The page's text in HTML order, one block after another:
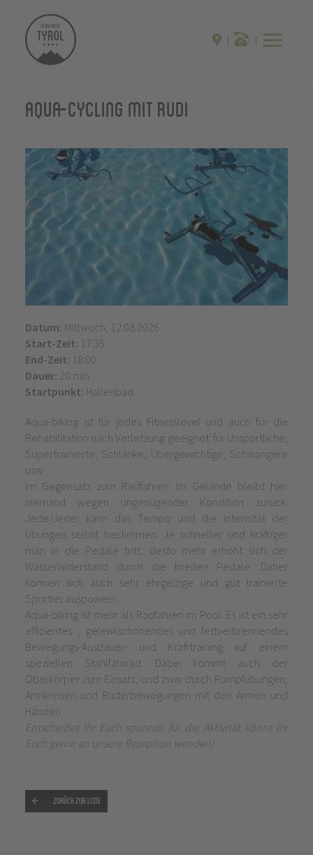
Aqua-cycling mit Rudi
Datum: Mittwoch, 12.08.2026
Start-Zeit: 17:35
End-Zeit: 18:00
Dauer: 20 min
Startpunkt: Hallenbad
Aqua-biking ist für jedes Fitnesslevel und auch für die
Rehabilitation nach Verletzung geeignet: für Unsportliche,
Supertrainierte, Schlanke, Übergewichtige, Schwangere
usw.
Im Gegensatz zum Radfahren im Gelände bleibt hier
niemand wegen ungenügender Kondition zurück.
Jede/Jeder kann das Tempo und die Intensität der
Übungen selbst bestimmen. Je schneller und kräftiger
man in die Pedale tritt, desto mehr erhöht sich der
Wasserwiderstand durch die breiten Pedale. Daher
können sich auch sehr ehrgeizige und gut trainierte
Sportler auspowern.
Aqua-biking ist mehr als Radfahren im Pool. Es ist ein sehr
effizientes , gelenkschonendes und fettverbrennendes
Bewegungs-Ausdauer- und Krafttraining auf einem
speziellen Stahlfahrrad. Dabei kommt auch der
Oberkörper zum Einsatz, und zwar durch Rumpfübungen,
Armkreisen und Ruderbewegungen mit den Armen und
Händen.
Entscheidet Ihr Euch spontan für die Aktivität könnt Ihr
Euch gerne an unsere Rezeption wenden!
Zurück zur Liste